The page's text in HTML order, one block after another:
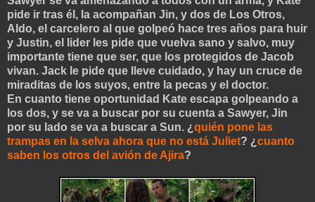
pide ir tras él, la acompañan Jin, y dos de Los Otros,
Aldo, el carcelero al que golpeó hace tres años para huir
y Justin, el lider les pide que vuelva sano y salvo, muy
importante tiene que ser, que los protegidos de Jacob
vivan. Jack le pide que lleve cuidado, y hay un cruce de
miraditas de los suyos, entre la pecas y el doctor.
En cuanto tiene oportunidad Kate escapa golpeando a
los dos, y se va a buscar por su cuenta a Sawyer, Jin
por su lado se va a buscar a Sun. ¿quién pone las
trampas en la selva ahora que no está Juliet? ¿cuanto
saben los otros del avión de Ajira?